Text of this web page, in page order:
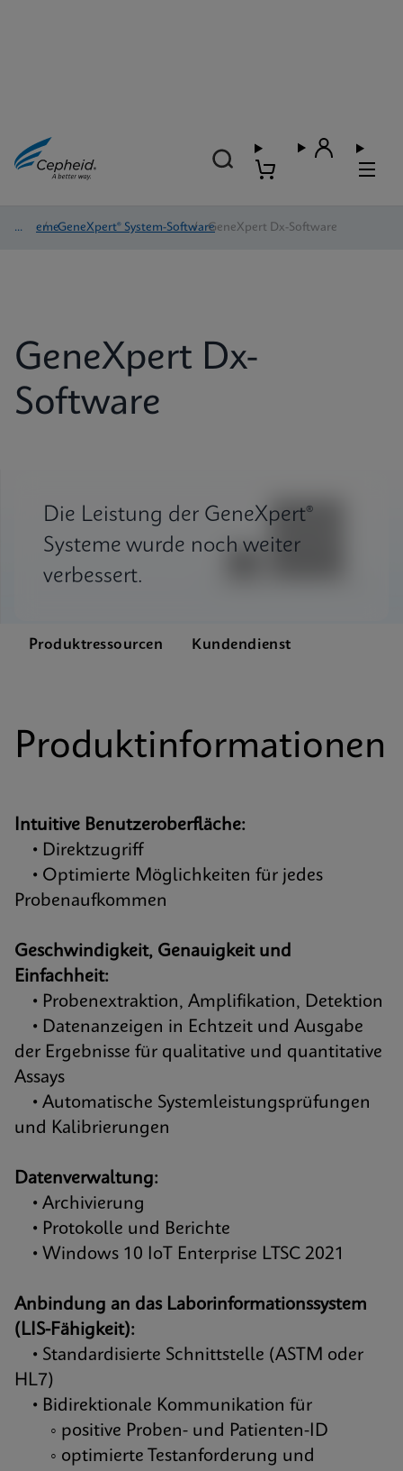
Systeme
/ GeneXpert® System-Software
/ GeneXpert Dx-Software
GeneXpert Dx-
Software
Die Leistung der GeneXpert®
Systeme wurde noch weiter
verbessert.
Produktressourcen Kundendienst
Produktinformationen
Intuitive Benutzeroberfläche:
• Direktzugriff
• Optimierte Möglichkeiten für jedes
Probenaufkommen
Geschwindigkeit, Genauigkeit und
Einfachheit:
• Probenextraktion, Amplifikation, Detektion
• Datenanzeigen in Echtzeit und Ausgabe
der Ergebnisse für qualitative und quantitative
Assays
• Automatische Systemleistungsprüfungen
und Kalibrierungen
Datenverwaltung:
• Archivierung
• Protokolle und Berichte
• Windows 10 IoT Enterprise LTSC 2021
Anbindung an das Laborinformationssystem
(LIS-Fähigkeit):
• Standardisierte Schnittstelle (ASTM oder
HL7)
• Bidirektionale Kommunikation für
◦ positive Proben- und Patienten-ID
◦ optimierte Testanforderung und